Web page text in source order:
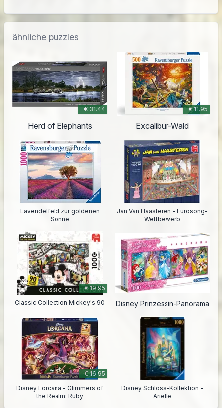
ähnliche puzzles
€ 31.44
Herd of Elephants
€ 11.95
Excalibur-Wald
Lavendelfeld zur goldenen
Sonne
Jan Van Haasteren - Eurosong-
Wettbewerb
€ 19.95
Classic Collection Mickey's 90
Disney Prinzessin-Panorama
€ 16.95
Disney Lorcana - Glimmers of
the Realm: Ruby
Disney Schloss-Kollektion -
Arielle